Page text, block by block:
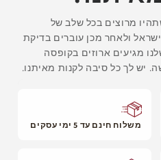
משלוח חינם עד 5 ימי עסקים
מרוצים בכל שלב של
ולאחר מכן עוברים בדיקת
מגיעים ארוזים בקופסה
יש לך כל סיבה לקנות מאיתנו.